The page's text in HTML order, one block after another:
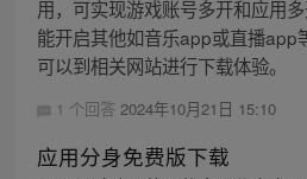
用，可实现游戏账号多开和应用
能开启其他如音乐app或直播app
可以到相关网站进行下载体验。
1 个回答 2024年10月21日 15:10
应用分身免费版下载